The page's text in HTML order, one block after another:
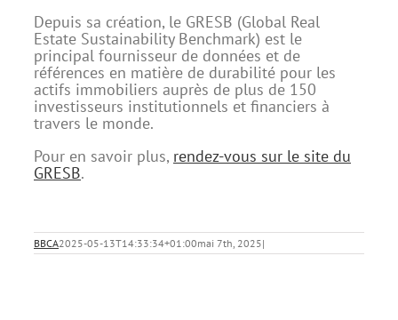
Depuis sa création, le GRESB (Global Real
Estate Sustainability Benchmark) est le
principal fournisseur de données et de
références en matière de durabilité pour les
actifs immobiliers auprès de plus de 150
investisseurs institutionnels et financiers à
travers le monde.
Pour en savoir plus, rendez-vous sur le site du
GRESB.
BBCA2025-05-13T14:33:34+01:00mai 7th, 2025|